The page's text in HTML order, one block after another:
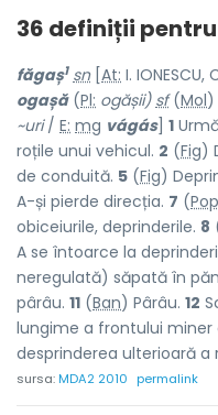
36 definiții pentru
făgaș1 sn[ At: I. IONESCU,
ogașă(Pl: ogășii) sf(Mol)
~uri/ E: mg vágás] 1
roțile unui vehicul. 2 (Fig)
de conduită. 5 (Fig)
A-și pierde direcția. 7 (Pop
obiceiurile, deprinderile. 8
A se întoarce la
neregulată) săpată în
pârâu. 11 (Ban) Pârâu. 12
lungime a frontului
desprinderea ulterioară a
sursa:MDA2 2010 permalink